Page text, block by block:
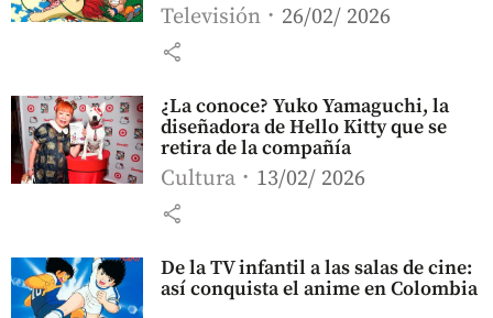
Televisión 26/02/ 2026
share
¿La conoce? Yuko Yamaguchi, la
diseñadora de Hello Kitty que se
retira de la compañía
Cultura 13/02/ 2026
share
De la TV infantil a las salas de cine:
así conquista el anime en Colombia